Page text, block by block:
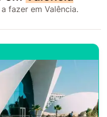
fazer em Valência.